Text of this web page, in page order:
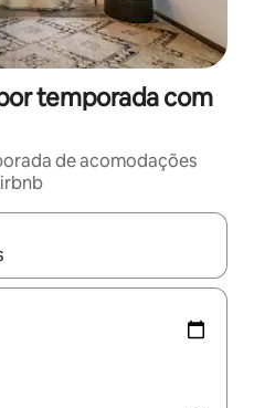
temporada com
de acomodações
disponíveis, explore-os